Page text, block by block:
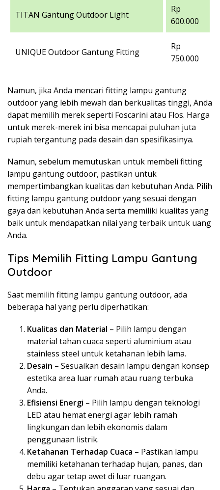
TITAN Gantung Outdoor Light
Rp
600.000
UNIQUE Outdoor Gantung Fitting
Rp
750.000
Namun, jika Anda mencari fitting lampu gantung
outdoor yang lebih mewah dan berkualitas tinggi, Anda
dapat memilih merek seperti Foscarini atau Flos. Harga
untuk merek-merek ini bisa mencapai puluhan juta
rupiah tergantung pada desain dan spesifikasinya.
Namun, sebelum memutuskan untuk membeli fitting
lampu gantung outdoor, pastikan untuk
mempertimbangkan kualitas dan kebutuhan Anda. Pilih
fitting lampu gantung outdoor yang sesuai dengan
gaya dan kebutuhan Anda serta memiliki kualitas yang
baik untuk mendapatkan nilai yang terbaik untuk uang
Anda.
Tips Memilih Fitting Lampu Gantung
Outdoor
Saat memilih fitting lampu gantung outdoor, ada
beberapa hal yang perlu diperhatikan:
Kualitas dan Material – Pilih lampu dengan
material tahan cuaca seperti aluminium atau
stainless steel untuk ketahanan lebih lama.
Desain – Sesuaikan desain lampu dengan konsep
estetika area luar rumah atau ruang terbuka
Anda.
Efisiensi Energi – Pilih lampu dengan teknologi
LED atau hemat energi agar lebih ramah
lingkungan dan lebih ekonomis dalam
penggunaan listrik.
Ketahanan Terhadap Cuaca – Pastikan lampu
memiliki ketahanan terhadap hujan, panas, dan
debu agar tetap awet di luar ruangan.